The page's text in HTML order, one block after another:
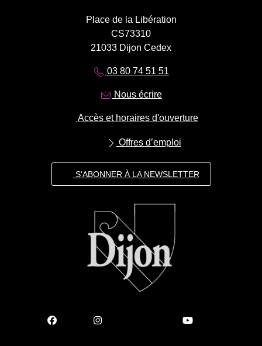
Place de la Libération
CS73310
21033 Dijon Cedex
03 80 74 51 51
Nous écrire
Accès et horaires d'ouverture
Offres d’emploi
S'ABONNER À LA NEWSLETTER